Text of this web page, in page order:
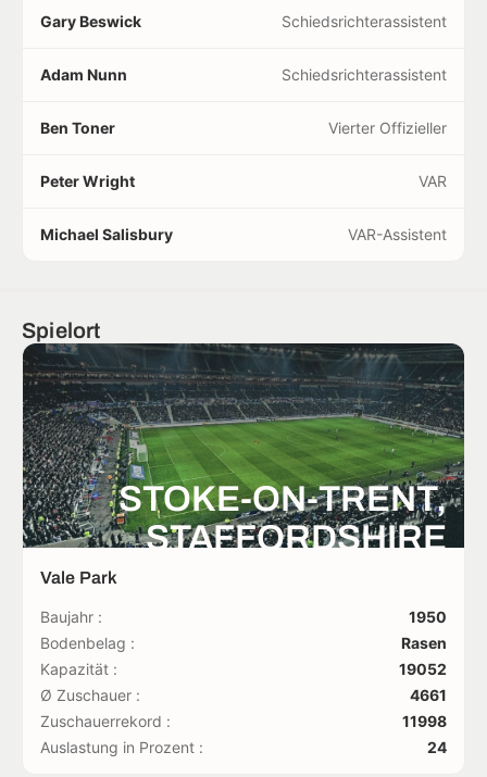
Gary Beswick Schiedsrichterassistent
Adam Nunn Schiedsrichterassistent
Ben Toner Vierter Offizieller
Peter Wright VAR
Michael Salisbury VAR-Assistent
Spielort
STOKE-ON-TRENT,
STAFFORDSHIRE
Vale Park
Baujahr :
1950
Bodenbelag :
Rasen
Kapazität :
19052
Ø Zuschauer :
4661
Zuschauerrekord :
11998
Auslastung in Prozent :
24